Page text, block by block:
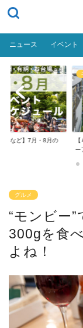
ニュース イベント
場など】7月・8月の
ー
グルメ
“モンビー
300gを食
よね！